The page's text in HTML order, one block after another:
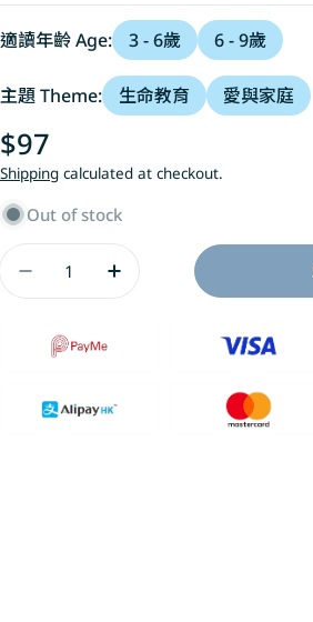
適讀年齡 Age: 3 - 6歲 6 - 9歲
主題 Theme: 生命教育 愛與家庭
Regular
price
$97
Shipping calculated at checkout.
Out of stock
Decrease Quantity For 奶奶，
Increase Quantity